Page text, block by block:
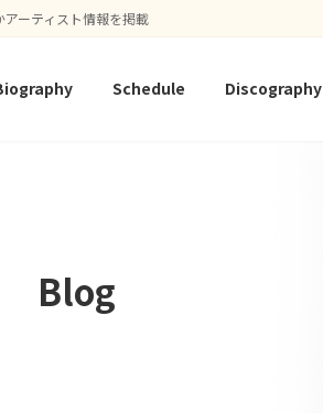
ーティスト情報を掲載
Schedule Discography
Blog